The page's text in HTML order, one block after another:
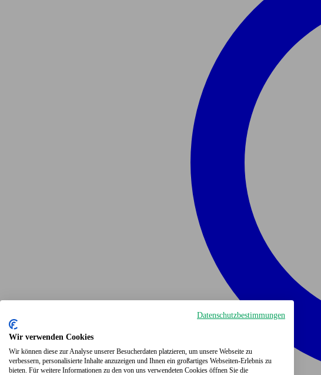
Datenschutzbestimmungen
Wir verwenden Cookies
Wir können diese zur Analyse unserer Besucherdaten platzieren, um unsere Webseite zu
verbessern, personalisierte Inhalte anzuzeigen und Ihnen ein großartiges Webseiten-Erlebnis zu
bieten. Für weitere Informationen zu den von uns verwendeten Cookies öffnen Sie die